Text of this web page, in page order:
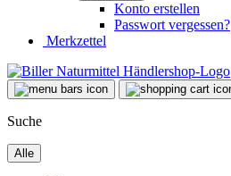
Konto erstellen
Passwort vergessen?
Merkzettel
Suche
Alle